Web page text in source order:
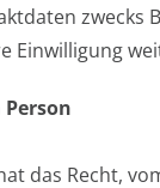
zwecks
Einwilligung
das Recht,